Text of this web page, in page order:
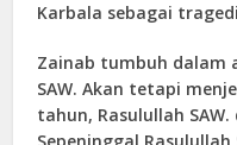
Karbala sebagai
Zainab tumbuh dalam
SAW. Akan tetapi
tahun, Rasulullah